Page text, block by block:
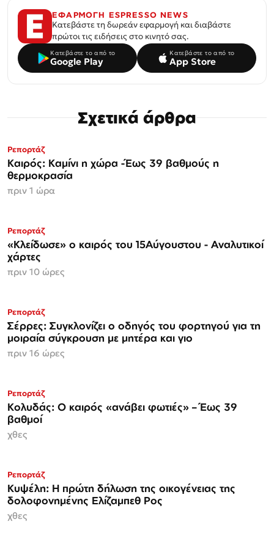
ΕΦΑΡΜΟΓΗ ESPRESSO NEWS
Κατεβάστε τη δωρεάν εφαρμογή και διαβάστε
πρώτοι τις ειδήσεις στο κινητό σας.
Κατεβάστε το από το
Google Play
Κατεβάστε το από το
App Store
Σχετικά άρθρα
Ρεπορτάζ
Καιρός: Καμίνι η χώρα -Έως 39 βαθμούς η
θερμοκρασία
πριν 1 ώρα
Ρεπορτάζ
«Κλείδωσε» ο καιρός του 15Αύγουστου - Αναλυτικοί
χάρτες
πριν 10 ώρες
Ρεπορτάζ
Σέρρες: Συγκλονίζει ο οδηγός του φορτηγού για τη
μοιραία σύγκρουση με μητέρα και γιο
πριν 16 ώρες
Ρεπορτάζ
Κολυδάς: Ο καιρός «ανάβει φωτιές» – Έως 39
βαθμοί
χθες
Ρεπορτάζ
Κυψέλη: Η πρώτη δήλωση της οικογένειας της
δολοφονημένης Ελίζαμπεθ Ρος
χθες